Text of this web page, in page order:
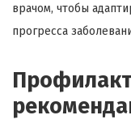
врачом, чтобы
прогресса